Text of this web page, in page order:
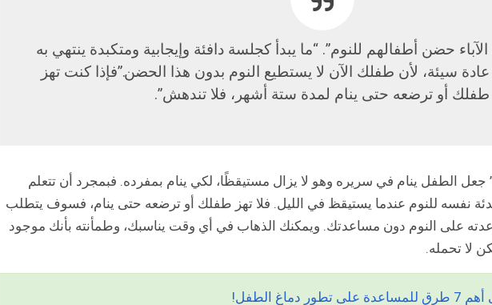
حضن أطفالهم للنوم”. “ما يبدأ كجلسة دافئة وإيجابية ومتكبدة ينتهي به
عادة سيئة، لأن طفلك الآن لا يستطيع النوم بدون هذا الحضن.”فإذا كنت تهز
طفلك أو ترضعه حتى ينام لمدة ستة أشهر، فلا تندهش”.
جعل الطفل ينام في سريره وهو لا يزال مستيقظًا، لكي ينام بمفرده. فبمجرد أن تتعلم
نفسه للنوم عندما يستيقظ في الليل. فلا تهز طفلك أو ترضعه حتى ينام، فسوف يتطلب
على النوم دون مساعدتك. ويمكنك الذهاب في أي وقت يناسبك، وطمأنته بأنك موجود
لا تحمله.
دماغ الطفل!